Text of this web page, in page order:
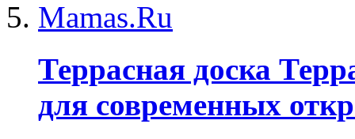
Террасная доска
для современных